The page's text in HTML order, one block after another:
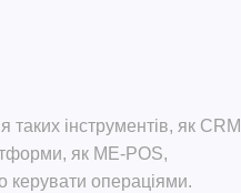
таких інструментів, як CRM
як ME-POS,
керувати операціями.